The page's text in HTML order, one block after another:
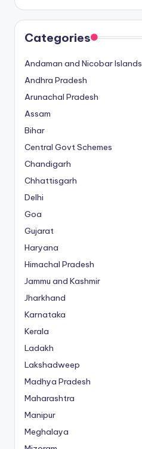
Categories
Andaman and Nicobar Islands
Andhra Pradesh
Arunachal Pradesh
Assam
Bihar
Central Govt Schemes
Chandigarh
Chhattisgarh
Delhi
Goa
Gujarat
Haryana
Himachal Pradesh
Jammu and Kashmir
Jharkhand
Karnataka
Kerala
Ladakh
Lakshadweep
Madhya Pradesh
Maharashtra
Manipur
Meghalaya